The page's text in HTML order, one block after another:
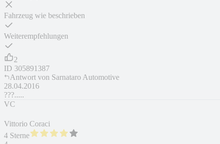
Fahrzeug wie beschrieben
Weiterempfehlungen
2
ID 305891387
Antwort von Sarnataro Automotive
28.04.2016
???.....
VC
Vittorio Coraci
4 Sterne